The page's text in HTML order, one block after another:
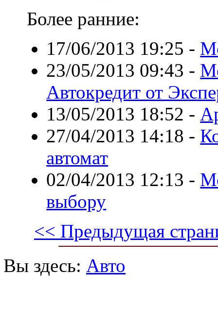
Более ранние:
17/06/2013 19:25 -
23/05/2013 09:43 -
Автокредит от
13/05/2013 18:52 -
27/04/2013 14:18 -
автомат
02/04/2013 12:13 -
выбору
<< Предыдущая
Вы здесь: Авто